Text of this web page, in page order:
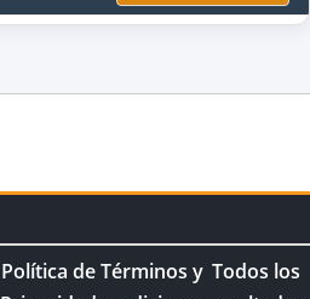
Política deTérminos y Todos los